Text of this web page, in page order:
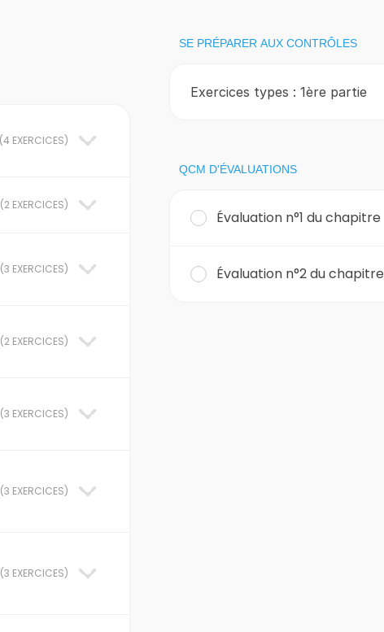
(4 EXERCICES)
(2 EXERCICES)
(3 EXERCICES)
(2 EXERCICES)
(3 EXERCICES)
(3 EXERCICES)
(3 EXERCICES)
SE PRÉPARER AUX CONTRÔLES
Exercices types : 1ère partie
QCM D'ÉVALUATIONS
Évaluation n°1 du chapitre
Évaluation n°2 du chapitre